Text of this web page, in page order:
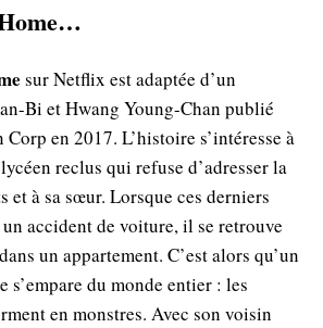
sur Netflix est adaptée d’un
Bi et Hwang Young-Chan publié
en 2017. L’histoire s’intéresse à
reclus qui refuse d’adresser la
et à sa sœur. Lorsque ces derniers
accident de voiture, il se retrouve
un appartement. C’est alors qu’un
s’empare du monde entier : les
en monstres. Avec son voisin